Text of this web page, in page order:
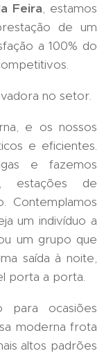
Feira, estamos
de um
a 100% do
no setor.
e os nossos
e eficientes.
e fazemos
, estações de
Contemplamos
um indivíduo a
um grupo que
saída à noite,
porta a porta.
para ocasiões
moderna frota
altos padrões